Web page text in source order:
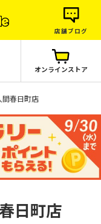
店舗ブログ
オンラインストア
間春日町店
日町店